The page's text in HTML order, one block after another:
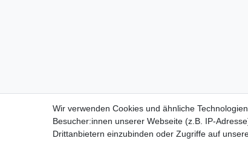
Wir verwenden Cookies und ähnliche
Besucher:innen unserer Webseite (z.B. IP-
Drittanbietern einzubinden oder Zugriffe auf
Impressum
Wir verwenden Cookies und ähnliche
Besucher:innen unserer Webseite (z.B. IP-
Drittanbietern einzubinden oder Zugriffe auf